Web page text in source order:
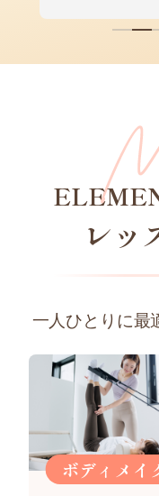
レッ
一人ひとりに最
ボディメイ